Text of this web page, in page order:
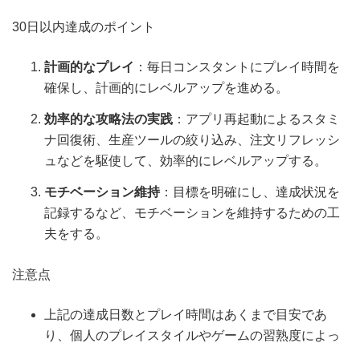
30日以内達成のポイント
計画的なプレイ ：毎日コンスタントにプレイ時間を
確保し、計画的にレベルアップを進める。
効率的な攻略法の実践 ：アプリ再起動によるスタミ
ナ回復術、生産ツールの絞り込み、注文リフレッシ
ュなどを駆使して、効率的にレベルアップする。
モチベーション維持：目標を明確にし、達成状況を
記録するなど、モチベーションを維持するための工
夫をする。
注意点
上記の達成日数とプレイ時間はあくまで目安であ
り、個人のプレイスタイルやゲームの習熟度によっ